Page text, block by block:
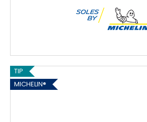
TIP
MICHELIN®